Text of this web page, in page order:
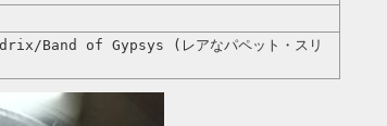
Band of Gypsys (レアなパペット・スリ